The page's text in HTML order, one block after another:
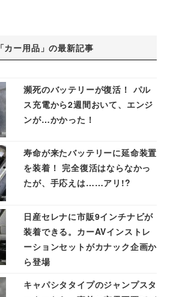
「カー用品」の最新記事
瀕死のバッテリーが復活！ パル
ス充電から2週間おいて、エンジ
ンが…かかった！
寿命が来たバッテリーに延命装置
を装着！ 完全復活はならなかっ
たが、手応えは……アリ!?
日産セレナに市販9インチナビが
装着できる。カーAVインストレ
ーションセットがカナック企画か
ら登場
キャパシタタイプのジャンプスタ